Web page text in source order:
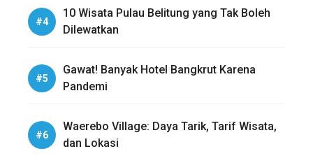
10 Wisata Pulau Belitung yang Tak Boleh
Dilewatkan
Gawat! Banyak Hotel Bangkrut Karena
Pandemi
Waerebo Village: Daya Tarik, Tarif Wisata,
dan Lokasi